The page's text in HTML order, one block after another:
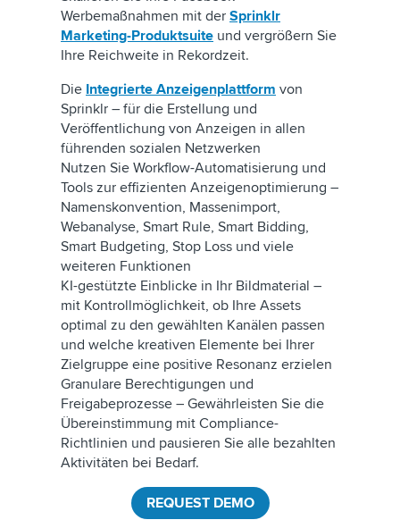
Werbemaßnahmen mit der Sprinklr
Marketing-Produktsuite und vergrößern Sie
Ihre Reichweite in Rekordzeit.
Die Integrierte Anzeigenplattform von
Sprinklr – für die Erstellung und
Veröffentlichung von Anzeigen in allen
führenden sozialen Netzwerken
Nutzen Sie Workflow-Automatisierung und
Tools zur effizienten Anzeigenoptimierung –
Namenskonvention, Massenimport,
Webanalyse, Smart Rule, Smart Bidding,
Smart Budgeting, Stop Loss und viele
weiteren Funktionen
KI-gestützte Einblicke in Ihr Bildmaterial –
mit Kontrollmöglichkeit, ob Ihre Assets
optimal zu den gewählten Kanälen passen
und welche kreativen Elemente bei Ihrer
Zielgruppe eine positive Resonanz erzielen
Granulare Berechtigungen und
Freigabeprozesse – Gewährleisten Sie die
Übereinstimmung mit Compliance-
Richtlinien und pausieren Sie alle bezahlten
Aktivitäten bei Bedarf.
REQUEST DEMO